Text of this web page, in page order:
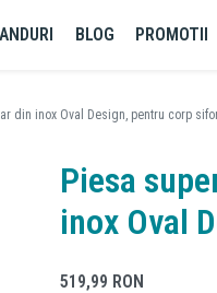
BLOG PROMOTII
din inox Oval Design, pentru corp
Piesa
inox Oval
519,99 RON